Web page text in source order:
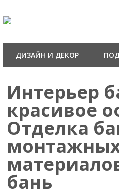
ДИЗАЙН И ДЕКОР
Интерьер
красивое
Отделка
бань